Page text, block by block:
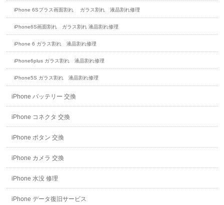
iPhone 6Sプラス画面割れ ガラス割れ 液晶割れ修理
iPhone6S画面割れ ガラス割れ 液晶割れ修理
iPhone 6 ガラス割れ 液晶割れ修理
iPhone6plus ガラス割れ 液晶割れ修理
iPhone5S ガラス割れ 液晶割れ修理
iPhone バッテリー 交換
iPhone コネクタ 交換
iPhone ボタン 交換
iPhone カメラ 交換
iPhone 水没 修理
iPhone データ復旧サービス